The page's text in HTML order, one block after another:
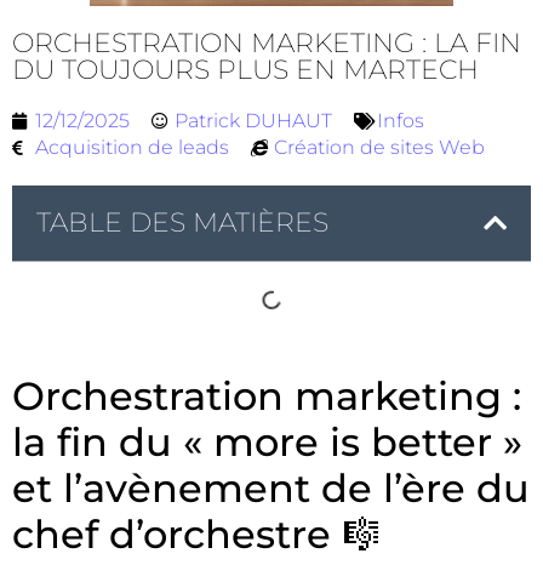
ORCHESTRATION MARKETING : LA FIN
DU TOUJOURS PLUS EN MARTECH
12/12/2025 Patrick DUHAUT
Infos
Acquisition de leads
Création de sites Web
TABLE DES MATIÈRES
Orchestration marketing :
la fin du « more is better »
et l’avènement de l’ère du
chef d’orchestre 🎼